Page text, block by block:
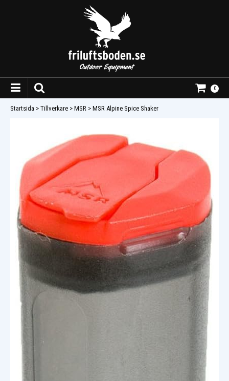
0
Startsida > Tillverkare > MSR > MSR Alpine Spice Shaker